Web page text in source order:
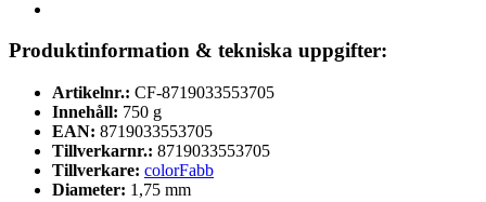
Produktinformation & tekniska uppgifter:
Artikelnr.: CF-8719033553705
Innehåll: 750 g
EAN: 8719033553705
Tillverkarnr.: 8719033553705
Tillverkare: colorFabb
Diameter: 1,75 mm